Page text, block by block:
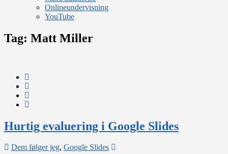
Onlineundervisning
YouTube
Tag: Matt Miller
Hurtig evaluering i Google Slides
Dem følger jeg, Google Slides